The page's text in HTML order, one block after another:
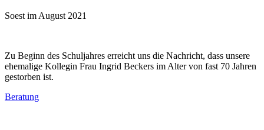
Soest im August 2021
Zu Beginn des Schuljahres erreicht uns die Nachricht, dass unsere
ehemalige Kollegin Frau Ingrid Beckers im Alter von fast 70 Jahren
gestorben ist.
Beratung